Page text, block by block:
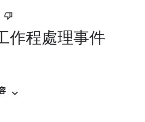
作程處理事件